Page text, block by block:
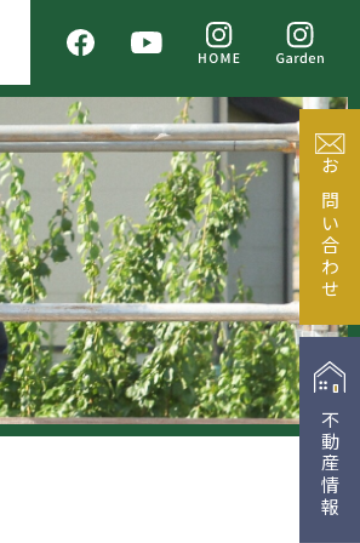
お問い合わせ
不動産情報